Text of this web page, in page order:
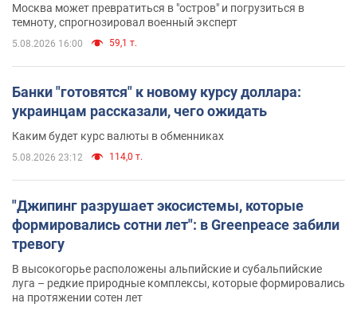
Москва может превратиться в "остров" и погрузиться в
темноту, спрогнозировал военный эксперт
5.08.2026 16:00 59,1 т.
Банки "готовятся" к новому курсу доллара:
украинцам рассказали, чего ожидать
Каким будет курс валюты в обменниках
5.08.2026 23:12 114,0 т.
"Джипинг разрушает экосистемы, которые
формировались сотни лет": в Greenpeace забили
тревогу
В высокогорье расположены альпийские и субальпийские
луга – редкие природные комплексы, которые формировались
на протяжении сотен лет